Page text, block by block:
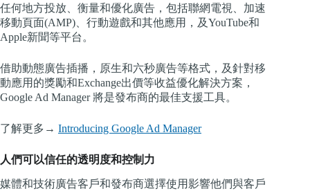
任何地方投放、衡量和優化廣告，包括聯網電視、加速
移動頁面(AMP)、行動遊戲和其他應用，及YouTube和
Apple新聞等平台。
借助動態廣告插播，原生和六秒廣告等格式，及針對移
動應用的獎勵和Exchange出價等收益優化解決方案，
Google Ad Manager 將是發布商的最佳支援工具。
了解更多→ Introducing Google Ad Manager
人們可以信任的透明度和控制力
媒體和技術廣告客戶和發布商選擇使用影響他們與客戶